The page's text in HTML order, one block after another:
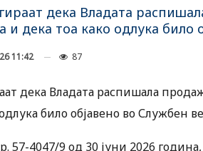
дека Владата
и дека тоа како одлука било
11:42 87
дека Владата распишала
било објавено во Службен
57-4047/9 од 30 јуни 2026